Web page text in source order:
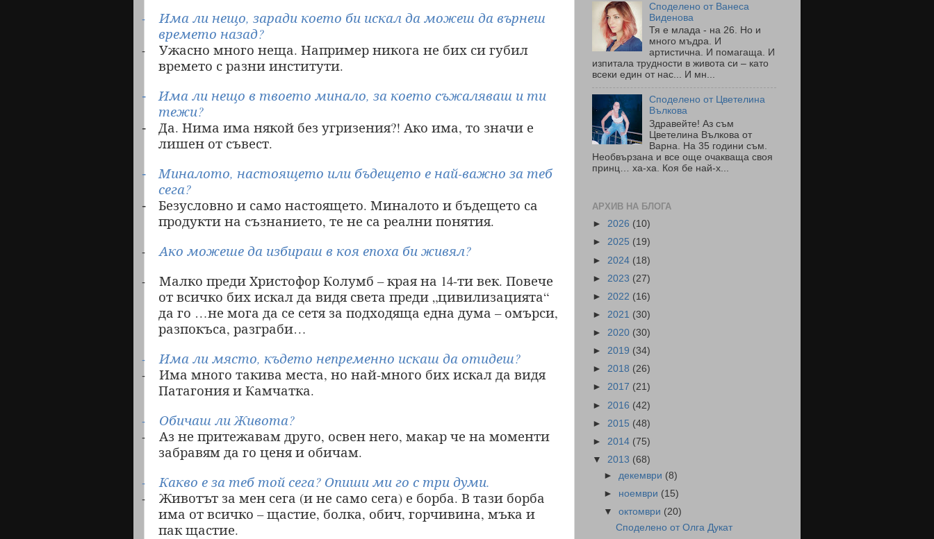
-
Има ли нещо, заради което би искал да можеш да върнеш
времето назад?
-
Ужасно много неща. Например никога не бих си губил
времето с разни институти.
-
Има ли нещо в твоето минало, за което съжаляваш и ти
тежи?
-
Да. Нима има някой без угризения?! Ако има, то значи е
лишен от съвест.
-
Миналото, настоящето или бъдещето е най-важно за теб
сега?
-
Безусловно и само настоящето. Миналото и бъдещето са
продукти на съзнанието, те не са реални понятия.
- Ако можеше да избираш в коя епоха би живял?
-
Малко преди Христофор Колумб – края на 14-ти век. Повече
от всичко бих искал да видя света преди „цивилизацията“
да го …не мога да се сетя за подходяща една дума – омърси,
разпокъса, разграби…
- Има ли място, където непременно искаш да отидеш?
-
Има много такива места, но най-много бих искал да видя
Патагония и Камчатка.
- Обичаш ли Живота?
-
Аз не притежавам друго, освен него, макар че на моменти
забравям да го ценя и обичам.
- Какво е за теб той сега? Опиши ми го с три думи.
-
Животът за мен сега (и не само сега) е борба. В тази борба
има от всичко – щастие, болка, обич, горчивина, мъка и
пак щастие.
Споделено от Ванеса
Виденова
Тя е млада - на 26. Но и
много мъдра. И
артистична. И помагаща. И
изпитала трудности в живота си – като
всеки един от нас... И мн...
Споделено от Цветелина
Вълкова
Здравейте! Аз съм
Цветелина Вълкова от
Варна. На 35 години съм.
Необвързана и все още очакваща своя
принц… ха-ха. Коя бе най-х...
АРХИВ НА БЛОГА
► 2026 (10)
► 2025 (19)
► 2024 (18)
► 2023 (27)
► 2022 (16)
► 2021 (30)
► 2020 (30)
► 2019 (34)
► 2018 (26)
► 2017 (21)
► 2016 (42)
► 2015 (48)
► 2014 (75)
▼ 2013 (68)
► декември (8)
► ноември (15)
▼октомври (20)
Споделено от Олга Дукат